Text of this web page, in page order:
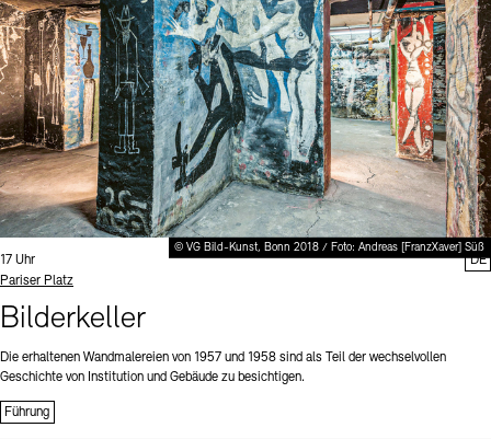
© VG Bild-Kunst, Bonn 2018 / Foto: Andreas [FranzXaver] Süß
Uhrzeit:
17 Uhr
Standort
Pariser Platz
Bilderkeller
Die erhaltenen Wandmalereien von 1957 und 1958 sind als Teil der wechselvollen
Geschichte von Institution und Gebäude zu besichtigen.
Führung
DE